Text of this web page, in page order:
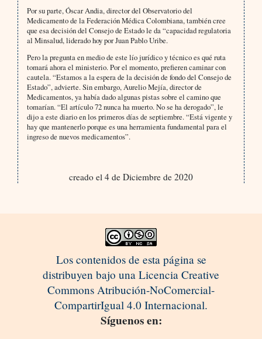
Por su parte, Óscar Andia, director del Observatorio del
Medicamento de la Federación Médica Colombiana, también cree
que esa decisión del Consejo de Estado le da “capacidad regulatoria
al Minsalud, liderado hoy por Juan Pablo Uribe.
Pero la pregunta en medio de este lío jurídico y técnico es qué ruta
tomará ahora el ministerio. Por el momento, prefieren caminar con
cautela. “Estamos a la espera de la decisión de fondo del Consejo de
Estado”, advierte. Sin embargo, Aurelio Mejía, director de
Medicamentos, ya había dado algunas pistas sobre el camino que
tomarían. “El artículo 72 nunca ha muerto. No se ha derogado”, le
dijo a este diario en los primeros días de septiembre. “Está vigente y
hay que mantenerlo porque es una herramienta fundamental para el
ingreso de nuevos medicamentos”.
creado el 4 de Diciembre de 2020
Los contenidos de esta página se
distribuyen bajo una Licencia Creative
Commons Atribución-NoComercial-
CompartirIgual 4.0 Internacional.
Síguenos en: